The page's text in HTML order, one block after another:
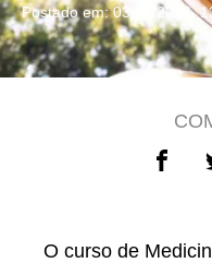
Postado em: 03/07/2026,
O curso de